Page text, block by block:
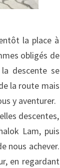
la place à
obligés de
descente se
la route mais
y aventurer.
descentes,
Lam, puis
nous achever.
en regardant